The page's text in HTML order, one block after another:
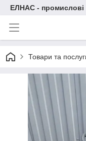
ЕЛНАС - промислові
Товари та